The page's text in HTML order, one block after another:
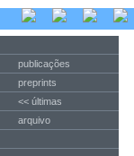
publicações
preprints
<< últimas
arquivo